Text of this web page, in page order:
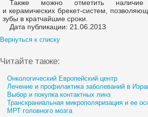
Также можно отметить наличие
и керамических брекет-систем,
зубы в кратчайшие сроки.
Дата публикации: 21.06.2013
Вернуться к списку
Читайте также:
Онкологический Европейский центр
Лечение и профилактика заболеваний в
Выбор и покупка контактных линз
Транскраниальная микрополяризация и ее
МРТ головного мозга